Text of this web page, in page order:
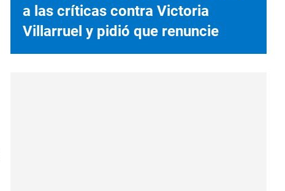
a las críticas contra Victoria
Villarruel y pidió que renuncie